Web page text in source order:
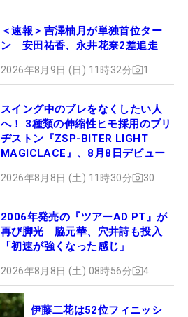
＜速報＞吉澤柚月が単独首位ター
ン 安田祐香、永井花奈2差追走
2026年8月9日 (日) 11時32分 1
スイング中のブレをなくしたい人
へ！ 3種類の伸縮性ヒモ採用のブリ
ヂストン『ZSP-BITER LIGHT
MAGICLACE』、8月8日デビュー
2026年8月8日 (土) 11時30分 30
2006年発売の『ツアーAD PT』が
再び脚光 脇元華、穴井詩も投入
「初速が強くなった感じ」
2026年8月8日 (土) 08時56分 4
伊藤二花は52位フィニッシ